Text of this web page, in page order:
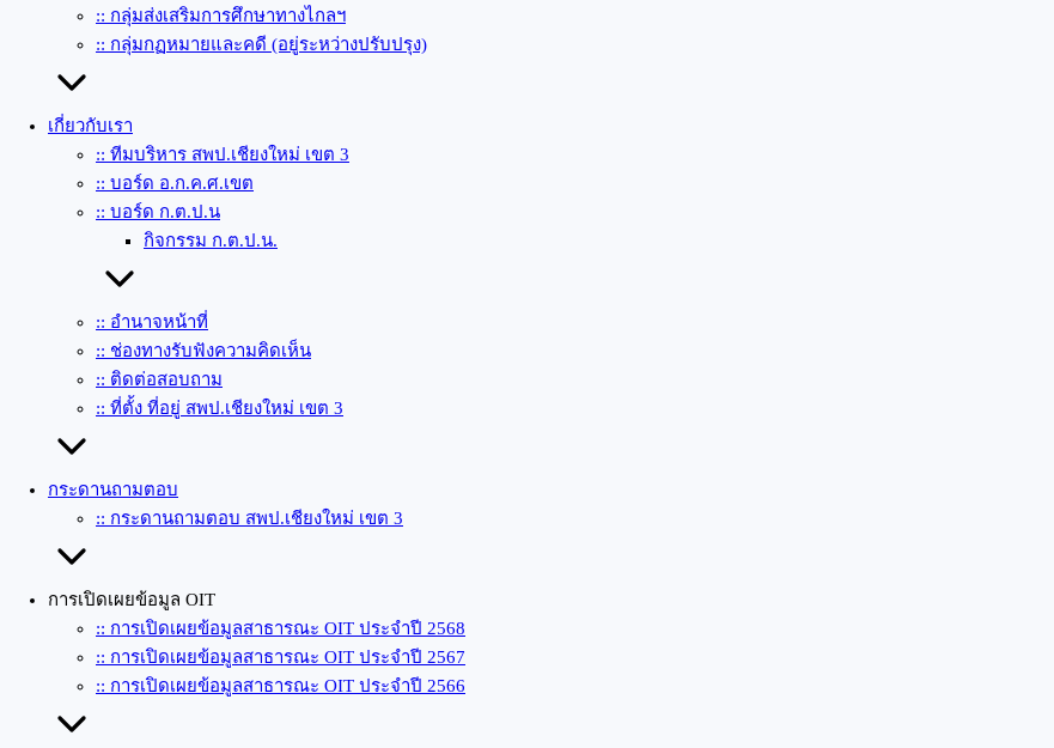
:: กลุ่มส่งเสริมการศึกษาทางไกลฯ
:: กลุ่มกฏหมายและคดี (อยู่ระหว่างปรับปรุง)
เกี่ยวกับเรา
:: ทีมบริหาร สพป.เชียงใหม่ เขต 3
:: บอร์ด อ.ก.ค.ศ.เขต
:: บอร์ด ก.ต.ป.น
กิจกรรม ก.ต.ป.น.
:: อำนาจหน้าที่
:: ช่องทางรับฟังความคิดเห็น
:: ติดต่อสอบถาม
:: ที่ตั้ง ที่อยู่ สพป.เชียงใหม่ เขต 3
กระดานถามตอบ
:: กระดานถามตอบ สพป.เชียงใหม่ เขต 3
การเปิดเผยข้อมูล OIT
:: การเปิดเผยข้อมูลสาธารณะ OIT ประจำปี 2568
:: การเปิดเผยข้อมูลสาธารณะ OIT ประจำปี 2567
:: การเปิดเผยข้อมูลสาธารณะ OIT ประจำปี 2566